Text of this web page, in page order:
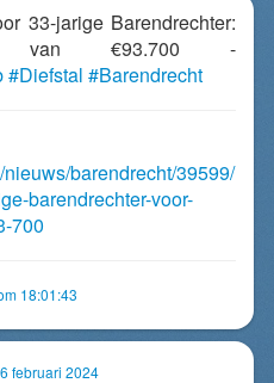
33-jarige Barendrechter:
van €93.700 -
#Diefstal #Barendrecht
barendrecht/39599/
barendrechter-voor-
700
18:01:43
februari 2024